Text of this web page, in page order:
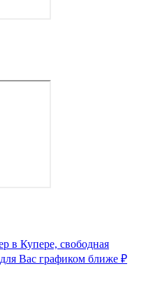
в Купере, свободная
Вас графиком ближе ₽